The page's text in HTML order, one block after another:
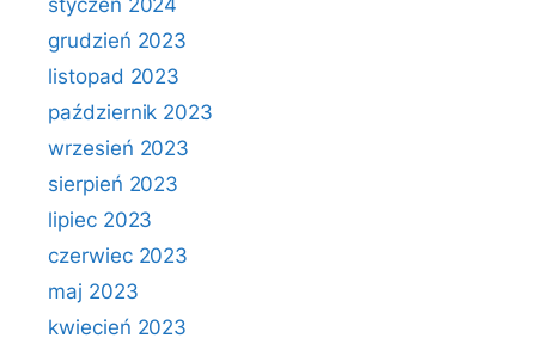
styczeń 2024
grudzień 2023
listopad 2023
październik 2023
wrzesień 2023
sierpień 2023
lipiec 2023
czerwiec 2023
maj 2023
kwiecień 2023